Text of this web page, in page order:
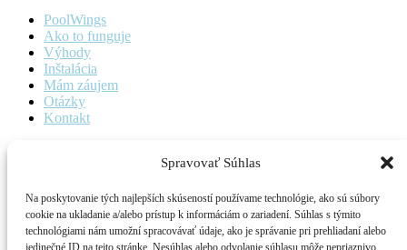
Spravovať Súhlas
Na poskytovanie tých najlepších skúseností používame technológie, ako sú súbory
cookie na ukladanie a/alebo prístup k informáciám o zariadení. Súhlas s týmito
technológiami nám umožní spracovávať údaje, ako je správanie pri prehliadaní alebo
jedinečné ID na tejto stránke. Nesúhlas alebo odvolanie súhlasu môže nepriaznivo
PoolWings
Ako to funguje
Výhody
Inštalácia
Mám záujem
Otázky
Kontakt
E-mail: poolwings@poolwings.com
Jazyk